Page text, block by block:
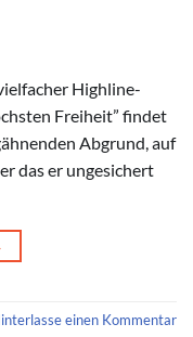
Highline-
Freiheit” findet
Abgrund, auf
das er ungesichert
einen Kommentar